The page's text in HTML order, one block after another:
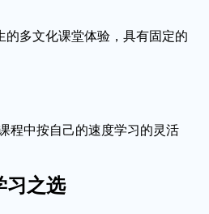
多文化课堂体验，具有固定的
程中按自己的速度学习的灵活
习之选